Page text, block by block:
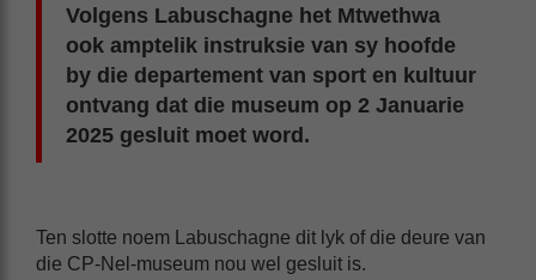
Volgens Labuschagne het Mtwethwa
ook amptelik instruksie van sy hoofde
by die departement van sport en kultuur
ontvang dat die museum op 2 Januarie
2025 gesluit moet word.
Ten slotte noem Labuschagne dit lyk of die deure van
die CP-Nel-museum nou wel gesluit is.